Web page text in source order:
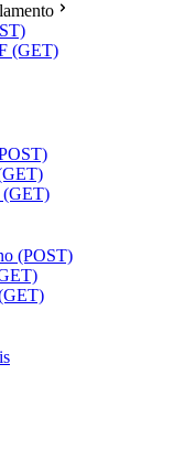
(GET)
(GET)
(POST)